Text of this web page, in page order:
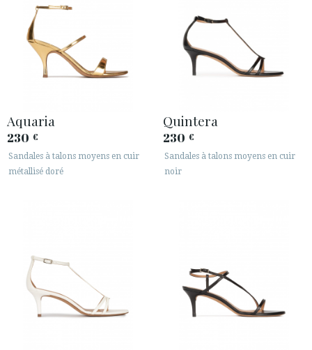
Aquaria
230 €
Sandales à talons moyens en cuir
métallisé doré
Quintera
230 €
Sandales à talons moyens en cuir
noir